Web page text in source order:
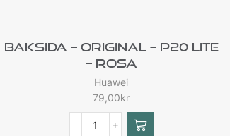
Baksida – Original – P20 Lite
– Rosa
Huawei
79,00kr